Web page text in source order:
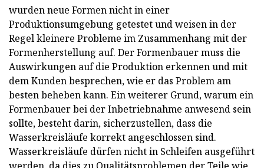
wurden neue Formen nicht in einer
Produktionsumgebung getestet und weisen in der
Regel kleinere Probleme im Zusammenhang mit der
Formenherstellung auf. Der Formenbauer muss die
Auswirkungen auf die Produktion erkennen und mit
dem Kunden besprechen, wie er das Problem am
besten beheben kann. Ein weiterer Grund, warum ein
Formenbauer bei der Inbetriebnahme anwesend sein
sollte, besteht darin, sicherzustellen, dass die
Wasserkreisläufe korrekt angeschlossen sind.
Wasserkreisläufe dürfen nicht in Schleifen ausgeführt